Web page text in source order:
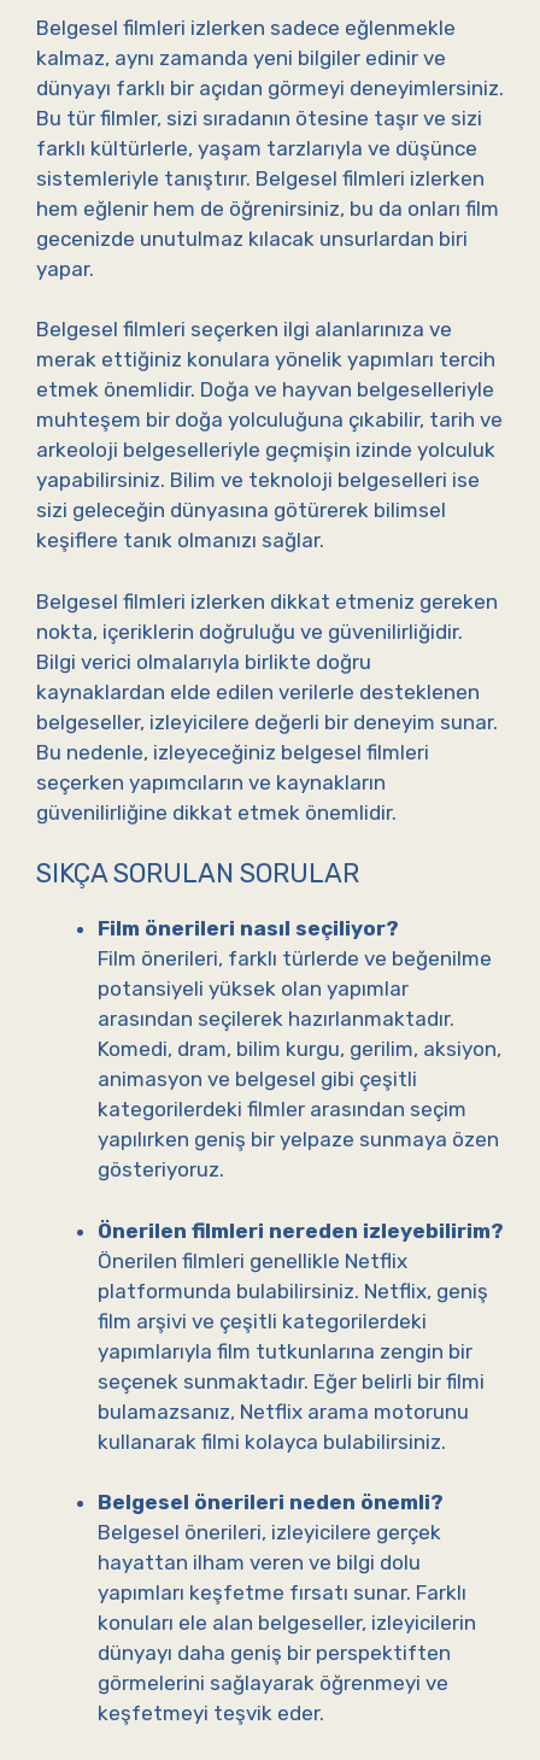
Belgesel filmleri izlerken sadece eğlenmekle
kalmaz, aynı zamanda yeni bilgiler edinir ve
dünyayı farklı bir açıdan görmeyi deneyimlersiniz.
Bu tür filmler, sizi sıradanın ötesine taşır ve sizi
farklı kültürlerle, yaşam tarzlarıyla ve düşünce
sistemleriyle tanıştırır. Belgesel filmleri izlerken
hem eğlenir hem de öğrenirsiniz, bu da onları film
gecenizde unutulmaz kılacak unsurlardan biri
yapar.
Belgesel filmleri seçerken ilgi alanlarınıza ve
merak ettiğiniz konulara yönelik yapımları tercih
etmek önemlidir. Doğa ve hayvan belgeselleriyle
muhteşem bir doğa yolculuğuna çıkabilir, tarih ve
arkeoloji belgeselleriyle geçmişin izinde yolculuk
yapabilirsiniz. Bilim ve teknoloji belgeselleri ise
sizi geleceğin dünyasına götürerek bilimsel
keşiflere tanık olmanızı sağlar.
Belgesel filmleri izlerken dikkat etmeniz gereken
nokta, içeriklerin doğruluğu ve güvenilirliğidir.
Bilgi verici olmalarıyla birlikte doğru
kaynaklardan elde edilen verilerle desteklenen
belgeseller, izleyicilere değerli bir deneyim sunar.
Bu nedenle, izleyeceğiniz belgesel filmleri
seçerken yapımcıların ve kaynakların
güvenilirliğine dikkat etmek önemlidir.
SIKÇA SORULAN SORULAR
Film önerileri nasıl seçiliyor?
Film önerileri, farklı türlerde ve beğenilme
potansiyeli yüksek olan yapımlar
arasından seçilerek hazırlanmaktadır.
Komedi, dram, bilim kurgu, gerilim, aksiyon,
animasyon ve belgesel gibi çeşitli
kategorilerdeki filmler arasından seçim
yapılırken geniş bir yelpaze sunmaya özen
gösteriyoruz.
Önerilen filmleri nereden izleyebilirim?
Önerilen filmleri genellikle Netflix
platformunda bulabilirsiniz. Netflix, geniş
film arşivi ve çeşitli kategorilerdeki
yapımlarıyla film tutkunlarına zengin bir
seçenek sunmaktadır. Eğer belirli bir filmi
bulamazsanız, Netflix arama motorunu
kullanarak filmi kolayca bulabilirsiniz.
Belgesel önerileri neden önemli?
Belgesel önerileri, izleyicilere gerçek
hayattan ilham veren ve bilgi dolu
yapımları keşfetme fırsatı sunar. Farklı
konuları ele alan belgeseller, izleyicilerin
dünyayı daha geniş bir perspektiften
görmelerini sağlayarak öğrenmeyi ve
keşfetmeyi teşvik eder.